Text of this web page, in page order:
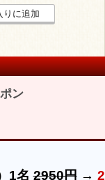
りに追加
ン
1名2950円→ 2